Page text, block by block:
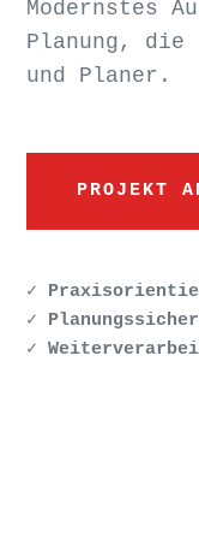
Modernstes
Planung, die
und Planer.
PROJEKT
✓
✓
✓